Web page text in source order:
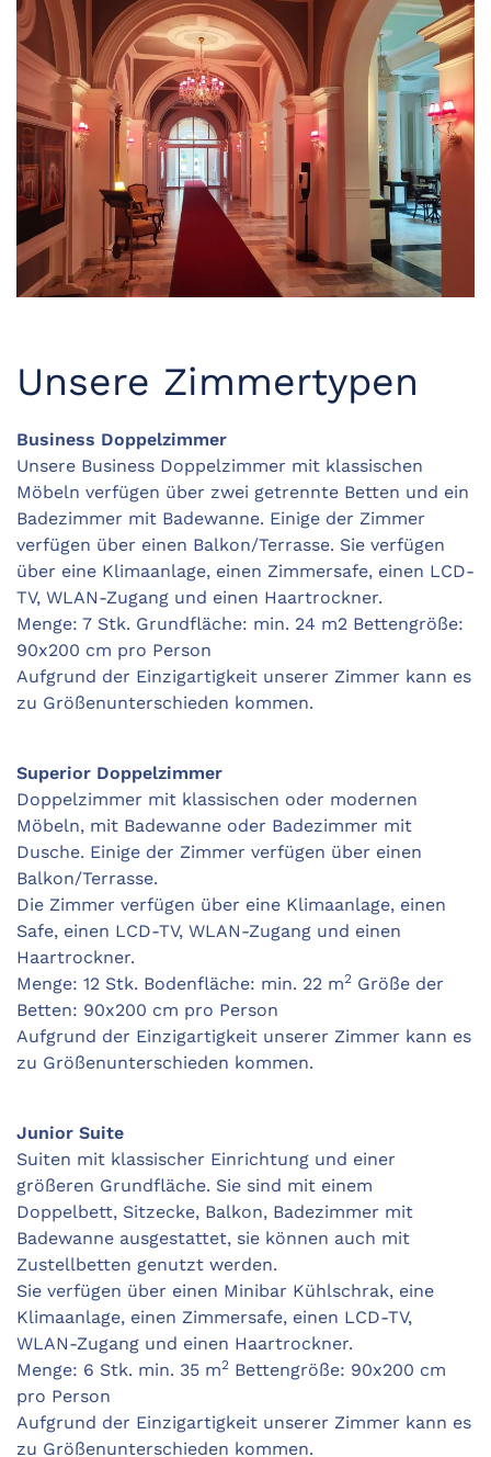
Unsere Zimmertypen
Business Doppelzimmer
Unsere Business Doppelzimmer mit klassischen
Möbeln verfügen über zwei getrennte Betten und ein
Badezimmer mit Badewanne. Einige der Zimmer
verfügen über einen Balkon/Terrasse. Sie verfügen
über eine Klimaanlage, einen Zimmersafe, einen LCD-
TV, WLAN-Zugang und einen Haartrockner.
Menge: 7 Stk. Grundfläche: min. 24 m2 Bettengröße:
90x200 cm pro Person
Aufgrund der Einzigartigkeit unserer Zimmer kann es
zu Größenunterschieden kommen.
Superior Doppelzimmer
Doppelzimmer mit klassischen oder modernen
Möbeln, mit Badewanne oder Badezimmer mit
Dusche. Einige der Zimmer verfügen über einen
Balkon/Terrasse.
Die Zimmer verfügen über eine Klimaanlage, einen
Safe, einen LCD-TV, WLAN-Zugang und einen
Haartrockner.
Menge: 12 Stk. Bodenfläche: min. 22 m2 Größe der
Betten: 90x200 cm pro Person
Aufgrund der Einzigartigkeit unserer Zimmer kann es
zu Größenunterschieden kommen.
Junior Suite
Suiten mit klassischer Einrichtung und einer
größeren Grundfläche. Sie sind mit einem
Doppelbett, Sitzecke, Balkon, Badezimmer mit
Badewanne ausgestattet, sie können auch mit
Zustellbetten genutzt werden.
Sie verfügen über einen Minibar Kühlschrak, eine
Klimaanlage, einen Zimmersafe, einen LCD-TV,
WLAN-Zugang und einen Haartrockner.
Menge: 6 Stk. min. 35 m2 Bettengröße: 90x200 cm
pro Person
Aufgrund der Einzigartigkeit unserer Zimmer kann es
zu Größenunterschieden kommen.